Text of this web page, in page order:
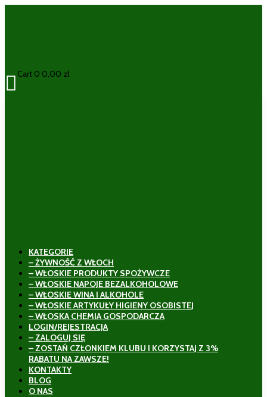
 Cart 0 0,00 zł
KATEGORIE
– ŻYWNOŚĆ Z WŁOCH
– WŁOSKIE PRODUKTY SPOŻYWCZE
– WŁOSKIE NAPOJE BEZALKOHOLOWE
– WŁOSKIE WINA I ALKOHOLE
– WŁOSKIE ARTYKUŁY HIGIENY OSOBISTEJ
– WŁOSKA CHEMIA GOSPODARCZA
LOGIN/REJESTRACJA
– ZALOGUJ SIĘ
– ZOSTAŃ CZŁONKIEM KLUBU I KORZYSTAJ Z 3%
RABATU NA ZAWSZE!
KONTAKTY
BLOG
O NAS